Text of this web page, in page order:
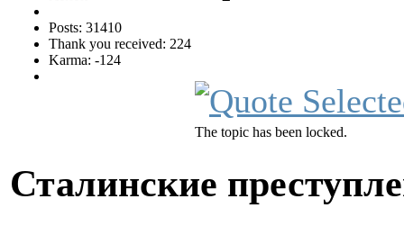
Posts: 31410
Thank you received: 224
Karma: -124
The topic has been locked.
Сталинские